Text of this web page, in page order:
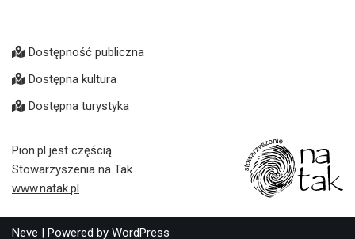
Dostępność publiczna
Dostępna kultura
Dostępna turystyka
Pion.pl jest częścią
Stowarzyszenia na Tak
www.natak.pl
Neve | Powered by WordPress